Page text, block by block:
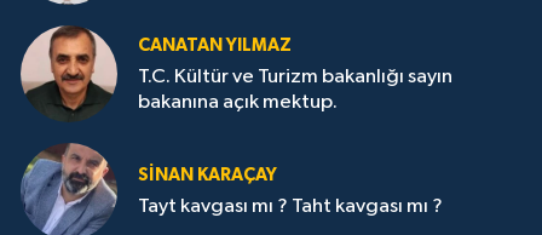
CANATAN YILMAZ
T.C. Kültür ve Turizm bakanlığı sayın
bakanına açık mektup.
SİNAN KARAÇAY
Tayt kavgası mı ? Taht kavgası mı ?